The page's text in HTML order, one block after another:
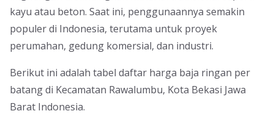
kayu atau beton. Saat ini, penggunaannya semakin
populer di Indonesia, terutama untuk proyek
perumahan, gedung komersial, dan industri.
Berikut ini adalah tabel daftar harga baja ringan per
batang di Kecamatan Rawalumbu, Kota Bekasi Jawa
Barat Indonesia.